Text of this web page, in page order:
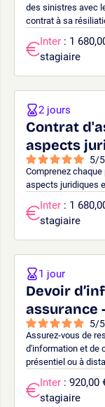
des sinistres avec
contrat à sa
Inter : 1
stagiaire
Contrat
aspects
5/5
Comprenez chaque
aspects juridiques
2 jours
Inter : 1
stagiaire
Devoir
assurance
5/5
Assurez-vous de
d'information et de
présentiel ou à
1 jour
Inter : 920,00
stagiaire